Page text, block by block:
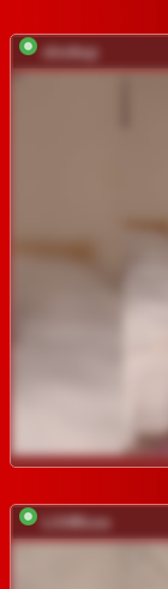
shottup
LilitMuse